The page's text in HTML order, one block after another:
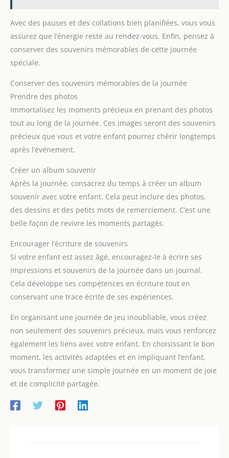
Avec des pauses et des collations bien planifiées, vous vous
assurez que l’énergie reste au rendez-vous. Enfin, pensez à
conserver des souvenirs mémorables de cette journée
spéciale.
Conserver des souvenirs mémorables de la journée
Prendre des photos
Immortalisez les moments précieux en prenant des photos
tout au long de la journée. Ces images seront des souvenirs
précieux que vous et votre enfant pourrez chérir longtemps
après l’événement.
Créer un album souvenir
Après la journée, consacrez du temps à créer un album
souvenir avec votre enfant. Cela peut inclure des photos,
des dessins et des petits mots de remerciement. C’est une
belle façon de revivre les moments partagés.
Encourager l’écriture de souvenirs
Si votre enfant est assez âgé, encouragez-le à écrire ses
impressions et souvenirs de la journée dans un journal.
Cela développe ses compétences en écriture tout en
conservant une trace écrite de ses expériences.
En organisant une journée de jeu inoubliable, vous créez
non seulement des souvenirs précieux, mais vous renforcez
également les liens avec votre enfant. En choisissant le bon
moment, les activités adaptées et en impliquant l’enfant,
vous transformez une simple journée en un moment de joie
et de complicité partagée.